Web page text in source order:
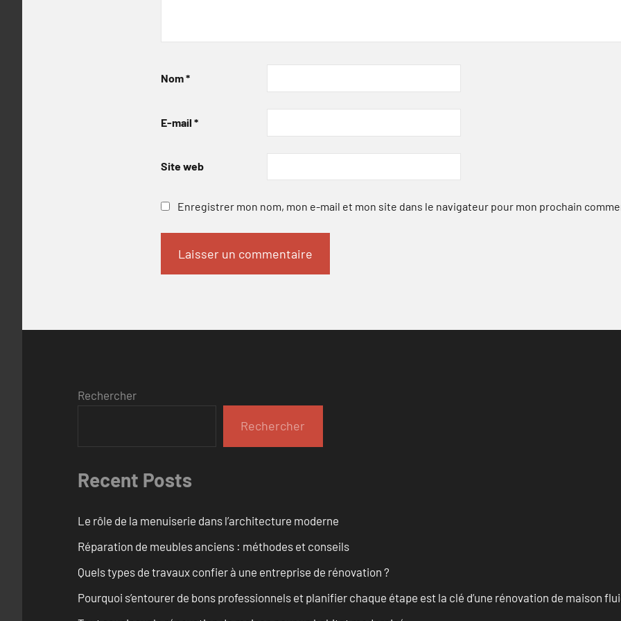
Nom*
E-mail *
Site web
Enregistrer mon nom, mon e-mail et mon site dans le navigateur pour mon prochain
Rechercher
Rechercher
Recent Posts
Le rôle de la menuiserie dans l’architecture moderne
Réparation de meubles anciens : méthodes et conseils
Quels types de travaux confier à une entreprise de rénovation ?
Pourquoi s’entourer de bons professionnels et planifier chaque étape est la clé d’une rénovation de maison